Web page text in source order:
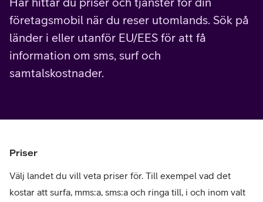
företagsmobil när du reser utomlands. Sök på
länder i eller utanför EU/EES för att få
information om sms, surf och
samtalskostnader.
Priser
Välj landet du vill veta priser för. Till exempel vad det
kostar att surfa, mms:a, sms:a och ringa till, i och inom valt